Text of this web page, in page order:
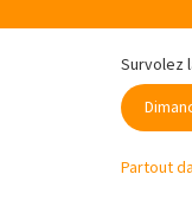
Survolez
Partout